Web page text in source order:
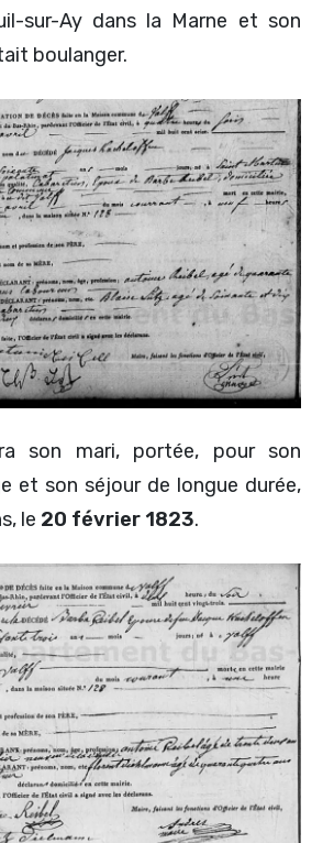
sur-Ay dans la Marne et son
boulanger.
son mari, portée, pour son
et son séjour de longue durée,
le 20 février 1823.